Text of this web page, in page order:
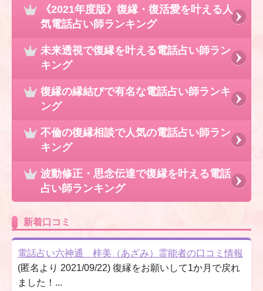
《2021年度版》復縁・復活愛を叶える人
気電話占い師ランキング
未来透視で復縁を叶える電話占い師ラン
キング
復縁の縁結びで有名な電話占い師ランキ
ング
不倫の復縁相談で人気の電話占い師ラン
キング
波動修正・思念伝達で復縁を叶える電話
占い師ランキング
新着口コミ
電話占い六神通 梓美（あざみ）霊能者の口コミ情報
(匿名より 2021/09/22) 復縁をお願いして1か月で戻れ
ました！...